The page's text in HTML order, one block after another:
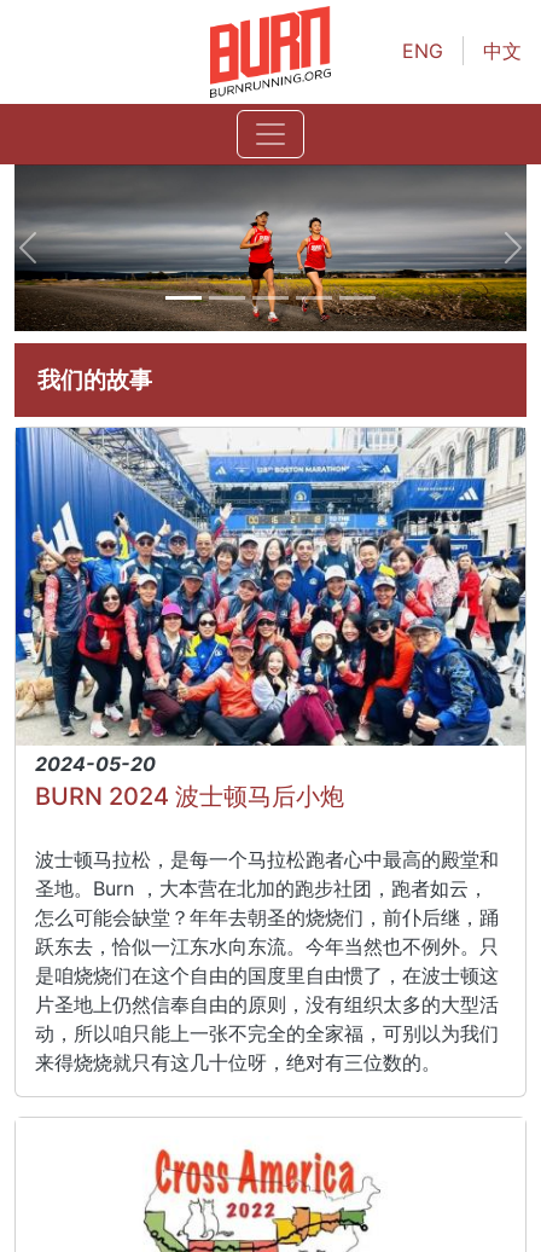
ENG
中文
前一个 下
我们的故事
BURN 2024 波士顿马后小炮
2024-05-20
波士顿马拉松，是每一个马拉松跑者心中最高的殿堂和
圣地。Burn ，大本营在北加的跑步社团，跑者如云，
怎么可能会缺堂？年年去朝圣的烧烧们，前仆后继，踊
跃东去，恰似一江东水向东流。今年当然也不例外。只
是咱烧烧们在这个自由的国度里自由惯了，在波士顿这
片圣地上仍然信奉自由的原则，没有组织太多的大型活
动，所以咱只能上一张不完全的全家福，可别以为我们
来得烧烧就只有这几十位呀，绝对有三位数的。